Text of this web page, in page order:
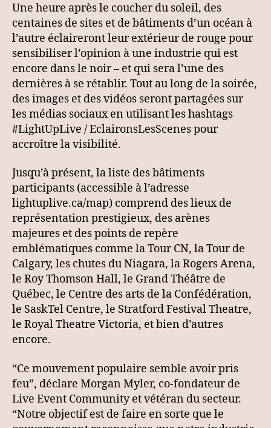
Une heure après le coucher du soleil, des
centaines de sites et de bâtiments d’un océan à
l’autre éclaireront leur extérieur de rouge pour
sensibiliser l’opinion à une industrie qui est
encore dans le noir – et qui sera l’une des
dernières à se rétablir. Tout au long de la soirée,
des images et des vidéos seront partagées sur
les médias sociaux en utilisant les hashtags
#LightUpLive / EclaironsLesScenes pour
accroître la visibilité.
Jusqu’à présent, la liste des bâtiments
participants (accessible à l’adresse ​
lightuplive.ca/map​) comprend des lieux de
représentation prestigieux, des arènes
majeures et des points de repère
emblématiques comme la Tour CN, la Tour de
Calgary, les chutes du Niagara, la Rogers Arena,
le Roy Thomson Hall, le Grand Théâtre de
Québec, le Centre des arts de la Confédération,
le SaskTel Centre, le Stratford Festival Theatre,
le Royal Theatre Victoria, et bien d’autres
encore.
“Ce mouvement populaire semble avoir pris
feu”, déclare Morgan Myler, co-fondateur de
Live Event Community et vétéran du secteur.
“Notre objectif est de faire en sorte que le